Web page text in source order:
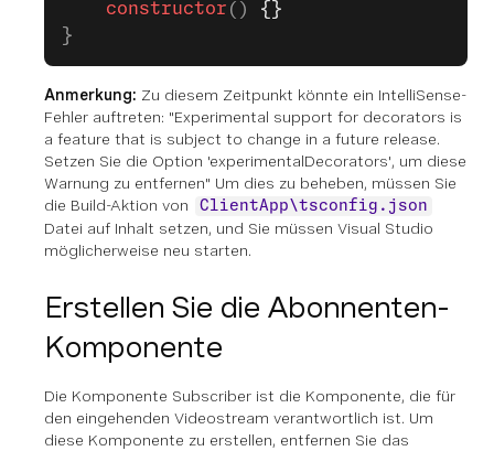
    constructor
() {}
}
Anmerkung: Zu diesem Zeitpunkt könnte ein IntelliSense-
Fehler auftreten: "Experimental support for decorators is
a feature that is subject to change in a future release.
Setzen Sie die Option 'experimentalDecorators', um diese
Warnung zu entfernen" Um dies zu beheben, müssen Sie
die Build-Aktion von
ClientApp\tsconfig.json
Datei auf Inhalt setzen, und Sie müssen Visual Studio
möglicherweise neu starten.
Erstellen Sie die Abonnenten-
Komponente
Die Komponente Subscriber ist die Komponente, die für
den eingehenden Videostream verantwortlich ist. Um
diese Komponente zu erstellen, entfernen Sie das